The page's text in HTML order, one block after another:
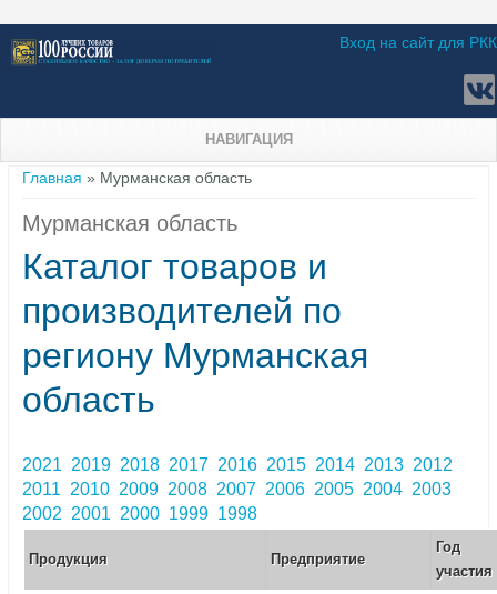
Вход на сайт для РКК
НАВИГАЦИЯ
Вы здесь
Главная » Мурманская область
Мурманская область
Каталог товаров и
производителей по
региону Мурманская
область
2021 2019 2018 2017 2016 2015 2014 2013 2012
2011 2010 2009 2008 2007 2006 2005 2004 2003
2002 2001 2000 1999 1998
Продукция Предприятие
Год
участия